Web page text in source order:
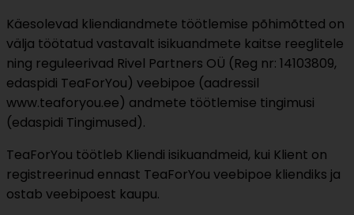
Käesolevad kliendiandmete töötlemise põhimõtted on
välja töötatud vastavalt isikuandmete kaitse reeglitele
ning reguleerivad Rivel Partners OÜ (Reg nr: 14103809,
edaspidi TeaForYou) veebipoe (aadressil
www.teaforyou.ee) andmete töötlemise tingimusi
(edaspidi Tingimused).
TeaForYou töötleb Kliendi isikuandmeid, kui Klient on
registreerinud ennast TeaForYou veebipoe kliendiks ja
ostab veebipoest kaupu.